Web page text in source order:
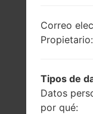
Correo
Tipos de
Datos
por qué: